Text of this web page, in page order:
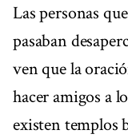
Las personas
pasaban
ven que la
hacer amigos a
existen templos